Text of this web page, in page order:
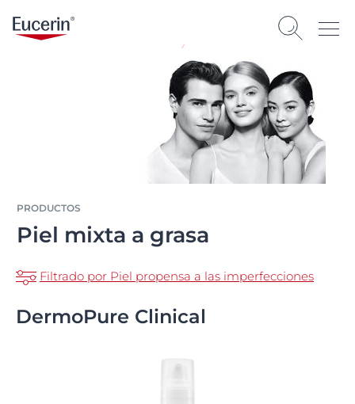
PRODUCTOS
Piel mixta a grasa
Filtrado por Piel propensa a las imperfecciones
DermoPure Clinical